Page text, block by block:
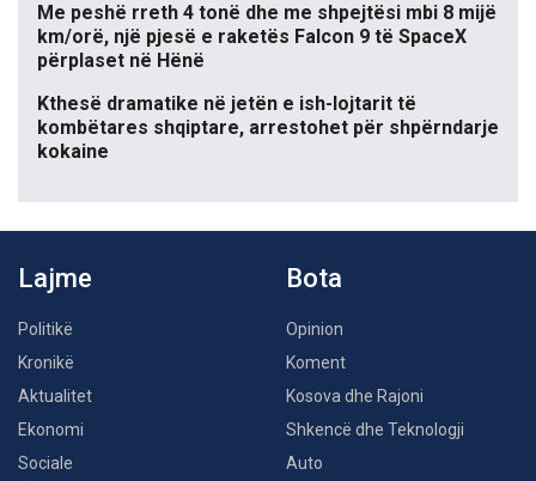
Me peshë rreth 4 tonë dhe me shpejtësi mbi 8 mijë
km/orë, një pjesë e raketës Falcon 9 të SpaceX
përplaset në Hënë
Kthesë dramatike në jetën e ish-lojtarit të
kombëtares shqiptare, arrestohet për shpërndarje
kokaine
Lajme
Politikë
Kronikë
Aktualitet
Ekonomi
Sociale
Bota
Opinion
Koment
Kosova dhe Rajoni
Shkencë dhe Teknologji
Auto